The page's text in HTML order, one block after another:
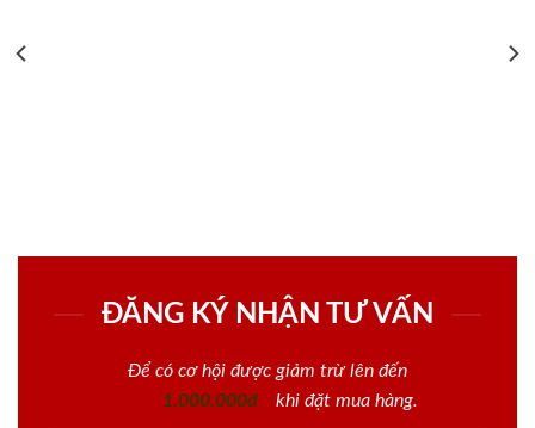
ĐĂNG KÝ NHẬN TƯ VẤN
Để có cơ hội được giảm trừ lên đến
1.000.000đ
khi đặt mua hàng.